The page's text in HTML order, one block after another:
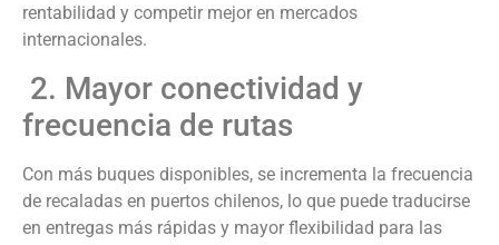
rentabilidad y competir mejor en mercados
internacionales.
2. Mayor conectividad y
frecuencia de rutas
Con más buques disponibles, se incrementa la frecuencia
de recaladas en puertos chilenos, lo que puede traducirse
en entregas más rápidas y mayor flexibilidad para las